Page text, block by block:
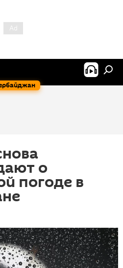
о
погоде в